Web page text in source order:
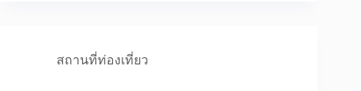
สถานที่ท่องเที่ยว